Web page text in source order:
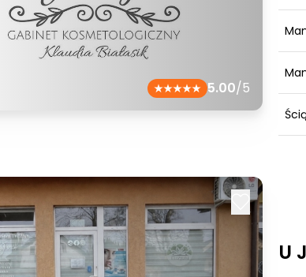
5.00/5
U